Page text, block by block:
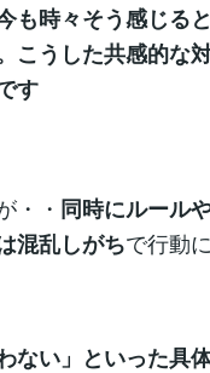
も時々そう感じる
こうした共感的な
す
・・ 同時にルール
混乱しがちで行動
ない」といった具